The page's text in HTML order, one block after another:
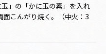
」の「かに玉の素」を入れ
こんがり焼く。（中火：3